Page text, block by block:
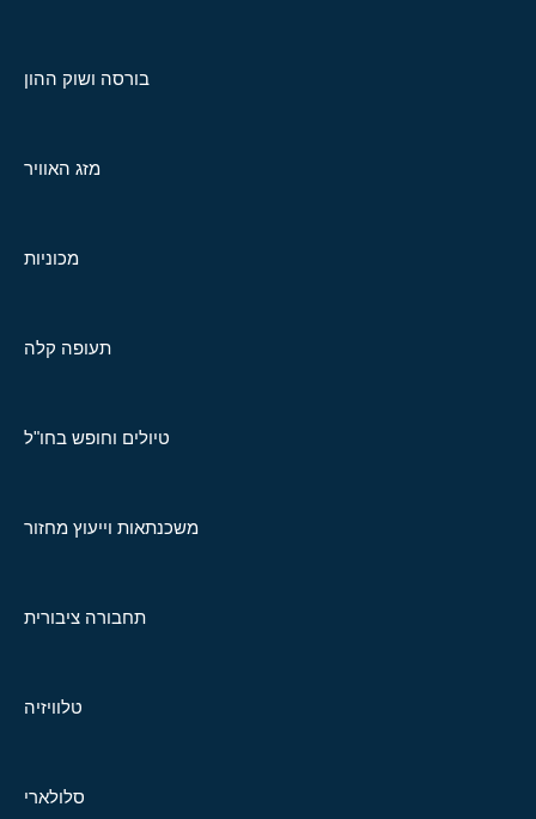
בורסה ושוק ההון
מזג האוויר
מכוניות
תעופה קלה
טיולים וחופש בחו"ל
משכנתאות וייעוץ מחזור
תחבורה ציבורית
טלוויזיה
סלולארי